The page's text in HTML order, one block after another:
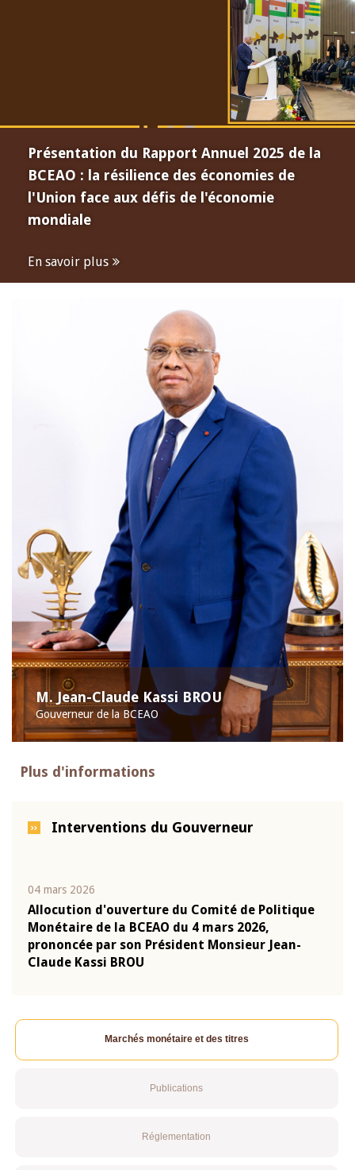
Présentation du Rapport Annuel 2025 de la
BCEAO : la résilience des économies de
l'Union face aux défis de l'économie
mondiale
En savoir plus
M. Jean-Claude Kassi BROU
Gouverneur de la BCEAO
Plus d'informations
Interventions du Gouverneur
04 mars 2026
Allocution d'ouverture du Comité de Politique
Monétaire de la BCEAO du 4 mars 2026,
prononcée par son Président Monsieur Jean-
Claude Kassi BROU
Marchés monétaire et des titres
Publications
Réglementation